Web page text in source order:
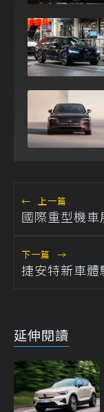
← 上一篇
國際重型機
下一篇 →
捷安特新車體
延伸閱讀